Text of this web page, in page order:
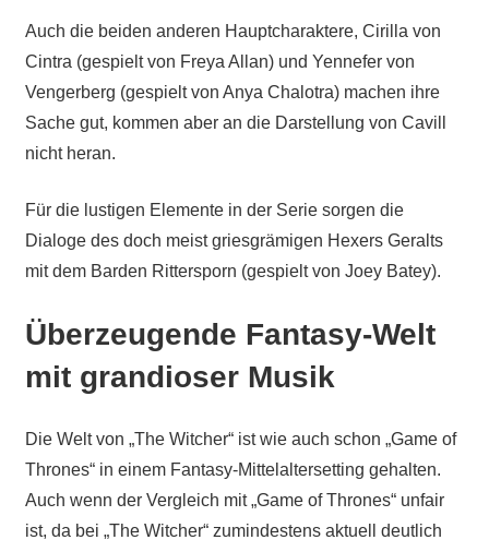
Auch die beiden anderen Hauptcharaktere, Cirilla von
Cintra (gespielt von Freya Allan) und Yennefer von
Vengerberg (gespielt von Anya Chalotra) machen ihre
Sache gut, kommen aber an die Darstellung von Cavill
nicht heran.
Für die lustigen Elemente in der Serie sorgen die
Dialoge des doch meist griesgrämigen Hexers Geralts
mit dem Barden Rittersporn (gespielt von Joey Batey).
Überzeugende Fantasy-Welt
mit grandioser Musik
Die Welt von „The Witcher“ ist wie auch schon „Game of
Thrones“ in einem Fantasy-Mittelaltersetting gehalten.
Auch wenn der Vergleich mit „Game of Thrones“ unfair
ist, da bei „The Witcher“ zumindestens aktuell deutlich